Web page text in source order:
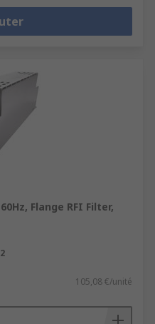
Flange RFI Filter,
105,08 €/unité